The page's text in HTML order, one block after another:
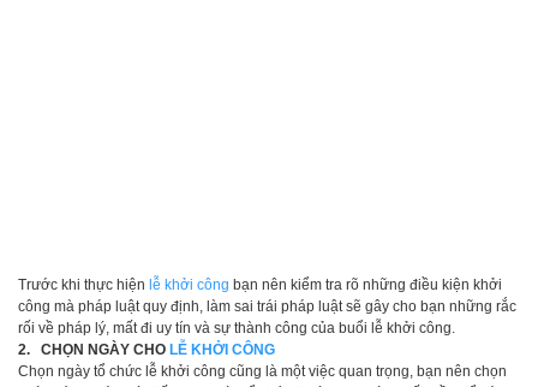
Trước khi thực hiện lễ khởi công bạn nên kiểm tra rõ những điều kiện khởi
công mà pháp luật quy định, làm sai trái pháp luật sẽ gây cho bạn những rắc
rối về pháp lý, mất đi uy tín và sự thành công của buổi lễ khởi công.
2. CHỌN NGÀY CHO LỄ KHỞI CÔNG
Chọn ngày tổ chức lễ khởi công cũng là một việc quan trọng, bạn nên chọn